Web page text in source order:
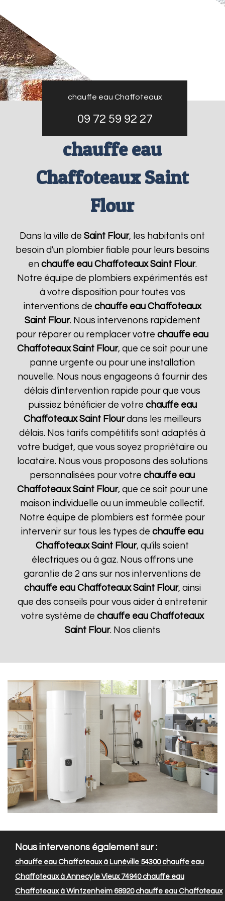
chauffe eau Chaffoteaux
09 72 59 92 27
chauffe eau
Chaffoteaux Saint
Flour
Dans la ville deSaint Flour, les habitants ont
besoin d'un plombier fiable pour leurs besoins
en chauffe eau Chaffoteaux Saint Flour.
Notre équipe de plombiers expérimentés est
à votre disposition pour toutes vos
interventions de chauffe eau Chaffoteaux
Saint Flour. Nous intervenons rapidement
pour réparer ou remplacer votrechauffe eau
Chaffoteaux Saint Flour, que ce soit pour une
panne urgente ou pour une installation
nouvelle. Nous nous engageons à fournir des
délais d'intervention rapide pour que vous
puissiez bénéficier de votre chauffe eau
Chaffoteaux Saint Flourdans les meilleurs
délais. Nos tarifs compétitifs sont adaptés à
votre budget, que vous soyez propriétaire ou
locataire. Nous vous proposons des solutions
personnalisées pour votrechauffe eau
Chaffoteaux Saint Flour, que ce soit pour une
maison individuelle ou un immeuble collectif.
Notre équipe de plombiers est formée pour
intervenir sur tous les types dechauffe eau
Chaffoteaux Saint Flour, qu'ils soient
électriques ou à gaz. Nous offrons une
garantie de 2 ans sur nos interventions de
chauffe eau Chaffoteaux Saint Flour, ainsi
que des conseils pour vous aider à entretenir
votre système de chauffe eau Chaffoteaux
Saint Flour. Nos clients
Nous intervenons également sur :
chauffe eau Chaffoteaux à Lunéville 54300chauffe eau
Chaffoteaux à Annecy le Vieux 74940chauffe eau
Chaffoteaux à Wintzenheim 68920chauffe eau Chaffoteaux